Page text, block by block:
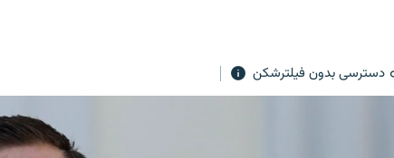
دسترسی بدون فیلترشکن